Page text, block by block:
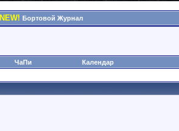
NEW! Бортовой Журнал
ЧаПи Календар